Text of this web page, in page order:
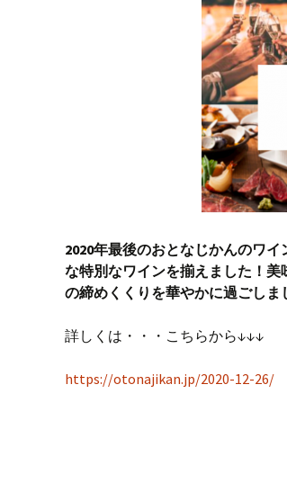
2020年最後のおとなじかんのワ
な特別なワインを揃えました！
の締めくくりを華やかに過ごしま
詳しくは・・・こちらから↓↓↓
https://otonajikan.jp/2020-12-26/